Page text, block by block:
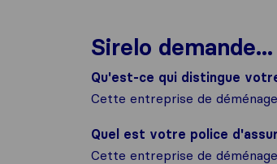
Sirelo demande...
Qu'est-ce qui distingue
Cette entreprise de
Quel est votre police
Cette entreprise de